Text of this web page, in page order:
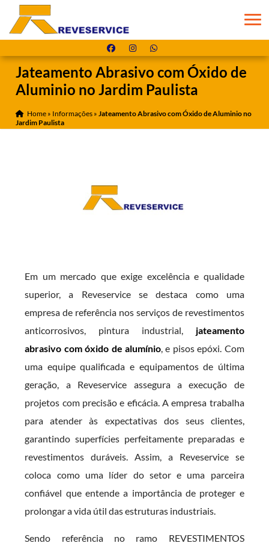
Jateamento Abrasivo com Óxido de
Aluminio no Jardim Paulista
Home » Informações »Jateamento Abrasivo com Óxido de Aluminio no
Jardim Paulista
Em um mercado que exige excelência e qualidade
superior, a Reveservice se destaca como uma
empresa de referência nos serviços de revestimentos
anticorrosivos, pintura industrial, jateamento
abrasivo com óxido de alumínio, e pisos epóxi. Com
uma equipe qualificada e equipamentos de última
geração, a Reveservice assegura a execução de
projetos com precisão e eficácia. A empresa trabalha
para atender às expectativas dos seus clientes,
garantindo superfícies perfeitamente preparadas e
revestimentos duráveis. Assim, a Reveservice se
coloca como uma líder do setor e uma parceira
confiável que entende a importância de proteger e
prolongar a vida útil das estruturas industriais.
Sendo referência no ramo REVESTIMENTOS